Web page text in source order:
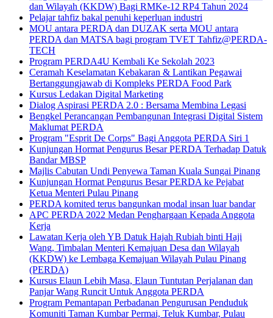
dan Wilayah (KKDW) Bagi RMKe-12 RP4 Tahun 2024
Pelajar tahfiz bakal penuhi keperluan industri
MOU antara PERDA dan DUZAK serta MOU antara
PERDA dan MATSA bagi program TVET Tahfiz@PERDA-
TECH
Program PERDA4U Kembali Ke Sekolah 2023
Ceramah Keselamatan Kebakaran & Lantikan Pegawai
Bertanggungjawab di Kompleks PERDA Food Park
Kursus Ledakan Digital Marketing
Dialog Aspirasi PERDA 2.0 : Bersama Membina Legasi
Bengkel Perancangan Pembangunan Integrasi Digital Sistem
Maklumat PERDA
Program "Esprit De Corps" Bagi Anggota PERDA Siri 1
Kunjungan Hormat Pengurus Besar PERDA Terhadap Datuk
Bandar MBSP
Majlis Cabutan Undi Penyewa Taman Kuala Sungai Pinang
Kunjungan Hormat Pengurus Besar PERDA ke Pejabat
Ketua Menteri Pulau Pinang
PERDA komited terus bangunkan modal insan luar bandar
APC PERDA 2022 Medan Penghargaan Kepada Anggota
Kerja
Lawatan Kerja oleh YB Datuk Hajah Rubiah binti Haji
Wang, Timbalan Menteri Kemajuan Desa dan Wilayah
(KKDW) ke Lembaga Kemajuan Wilayah Pulau Pinang
(PERDA)
Kursus Elaun Lebih Masa, Elaun Tuntutan Perjalanan dan
Panjar Wang Runcit Untuk Anggota PERDA
Program Pemantapan Perbadanan Pengurusan Penduduk
Komuniti Taman Kumbar Permai, Teluk Kumbar, Pulau